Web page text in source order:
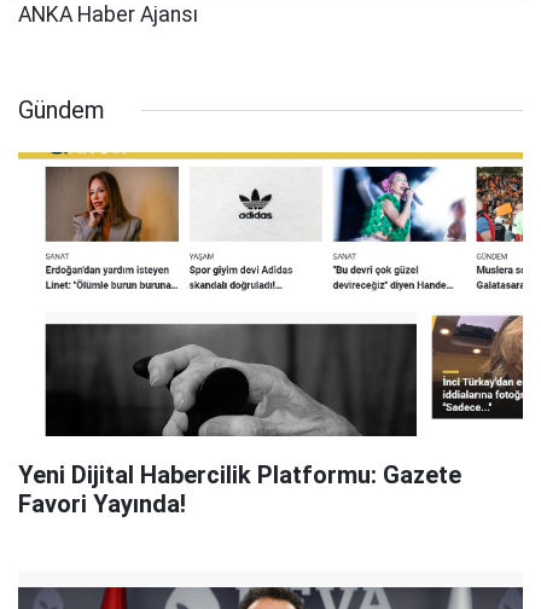
ANKA Haber Ajansı
Gündem
Yeni Dijital Habercilik Platformu: Gazete
Favori Yayında!